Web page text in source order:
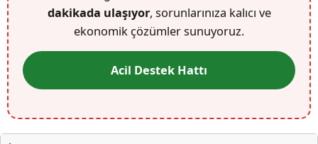
dakikada ulaşıyor, sorunlarınıza kalıcı ve
ekonomik çözümler sunuyoruz.
Acil Destek Hattı